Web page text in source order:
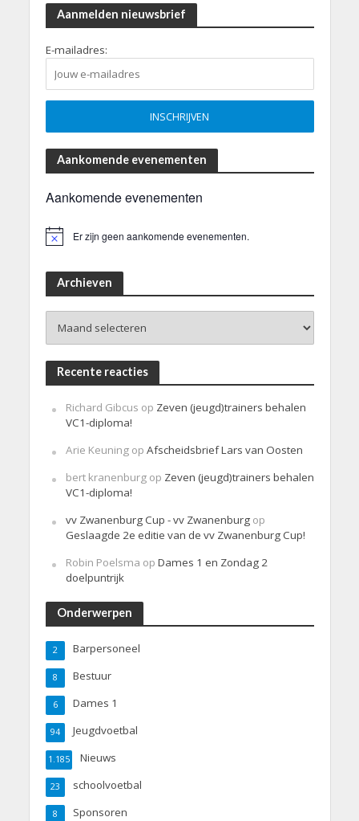
Aanmelden nieuwsbrief
E-mailadres:
Aankomende evenementen
Aankomende evenementen
Er zijn geen aankomende evenementen.
Archieven
Recente reacties
Richard Gibcus op Zeven (jeugd)trainers behalen
VC1-diploma!
Arie Keuningop Afscheidsbrief Lars van Oosten
bert kranenburgop Zeven (jeugd)trainers behalen
VC1-diploma!
vv Zwanenburg Cup - vv Zwanenburgop
Geslaagde 2e editie van de vv Zwanenburg Cup!
Robin Poelsma op Dames 1 en Zondag 2
doelpuntrijk
Onderwerpen
Barpersoneel
2
Bestuur
8
Dames 1
6
Jeugdvoetbal
94
Nieuws
1.185
schoolvoetbal
23
Sponsoren
8